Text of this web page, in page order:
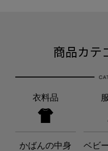
商品カテ
衣料品
かばんの中身 ベビ